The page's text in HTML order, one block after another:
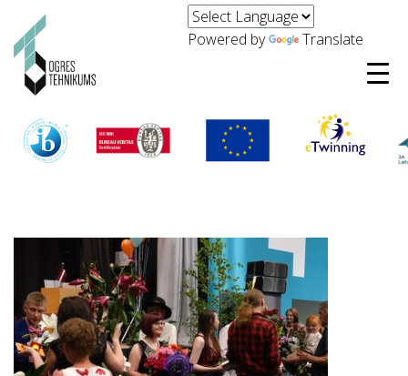
Powered by Translate